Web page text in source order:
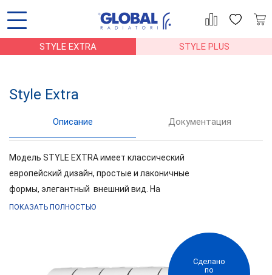
STYLE EXTRA STYLE PLUS
Style Extra
Описание Документация
Модель STYLE EXTRA имеет классический
европейский дизайн, простые и лаконичные
формы, элегантный внешний вид. На
сегодняшний день STYLE EXTRA лучший
непосредственном контакте с теплоносителем
выполнен из стали, а наружная конструкция – из
ПОКАЗАТЬ ПОЛНОСТЬЮ
Сделано
по